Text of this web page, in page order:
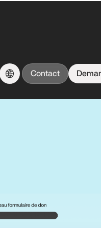
Contact
Bénéfices